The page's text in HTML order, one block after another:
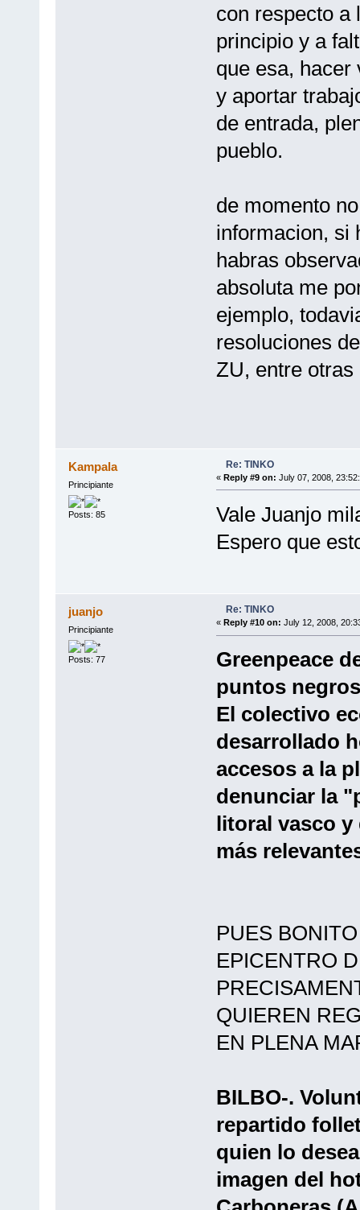
con respecto a
principio y a
que esa, hacer
y aportar
de entrada,
pueblo.
de momento
informacion, si
habras
absoluta me
ejemplo,
resoluciones
ZU, entre
Kampala
Principiante
Posts: 85
Re: TINKO
« Reply #9 on: July 07, 2008,
Vale Juanjo
Espero que
juanjo
Principiante
Posts: 77
Re: TINKO
« Reply #10 on: July 12, 2008,
Greenpeace
puntos
El colectivo
desarrollado
accesos a la
denunciar la
litoral vasco
más
PUES
EPICENTRO
QUIEREN
EN PLENA
BILBO-.
repartido
quien lo
imagen del